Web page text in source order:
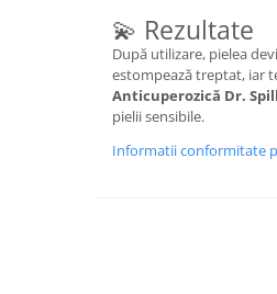
💫 Rezultate
După utilizare, pielea
estompează treptat, iar
Anticuperozică Dr.
pielii sensibile.
Informatii conformitate